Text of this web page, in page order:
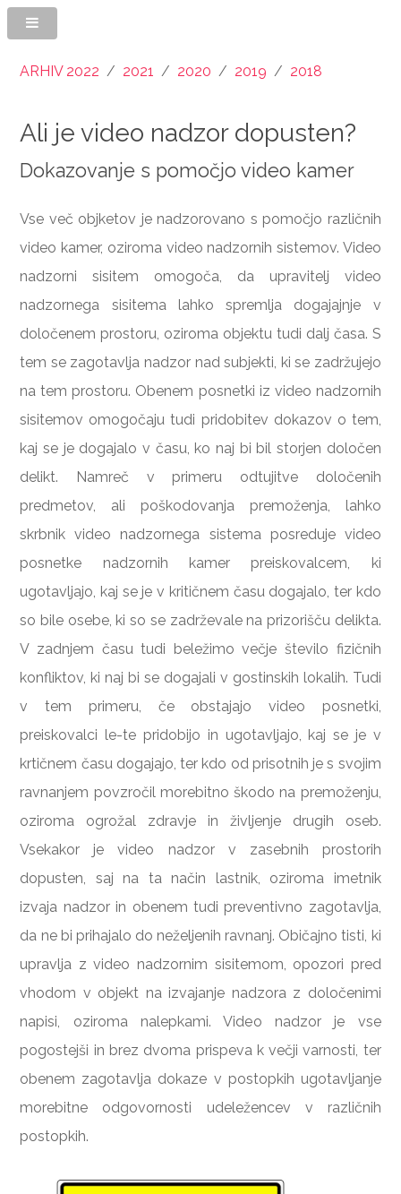
ARHIV 2022 / 2021 / 2020 / 2019 / 2018
Ali je video nadzor dopusten?
Dokazovanje s pomočjo video kamer
Vse več objketov je nadzorovano s pomočjo različnih
video kamer, oziroma video nadzornih sistemov. Video
nadzorni sisitem omogoča, da upravitelj video
nadzornega sisitema lahko spremlja dogajajnje v
določenem prostoru, oziroma objektu tudi dalj časa. S
tem se zagotavlja nadzor nad subjekti, ki se zadržujejo
na tem prostoru. Obenem posnetki iz video nadzornih
sisitemov omogočaju tudi pridobitev dokazov o tem,
kaj se je dogajalo v času, ko naj bi bil storjen določen
delikt. Namreč v primeru odtujitve določenih
predmetov, ali poškodovanja premoženja, lahko
skrbnik video nadzornega sistema posreduje video
posnetke nadzornih kamer preiskovalcem, ki
ugotavljajo, kaj se je v kritičnem času dogajalo, ter kdo
so bile osebe, ki so se zadrževale na prizorišču delikta.
V zadnjem času tudi beležimo večje število fizičnih
konfliktov, ki naj bi se dogajali v gostinskih lokalih. Tudi
v tem primeru, če obstajajo video posnetki,
preiskovalci le-te pridobijo in ugotavljajo, kaj se je v
krtičnem času dogajajo, ter kdo od prisotnih je s svojim
ravnanjem povzročil morebitno škodo na premoženju,
oziroma ogrožal zdravje in življenje drugih oseb.
Vsekakor je video nadzor v zasebnih prostorih
dopusten, saj na ta način lastnik, oziroma imetnik
izvaja nadzor in obenem tudi preventivno zagotavlja,
da ne bi prihajalo do neželjenih ravnanj. Običajno tisti, ki
upravlja z video nadzornim sisitemom, opozori pred
vhodom v objekt na izvajanje nadzora z določenimi
napisi, oziroma nalepkami. Video nadzor je vse
pogostejši in brez dvoma prispeva k večji varnosti, ter
obenem zagotavlja dokaze v postopkih ugotavljanje
morebitne odgovornosti udeležencev v različnih
postopkih.